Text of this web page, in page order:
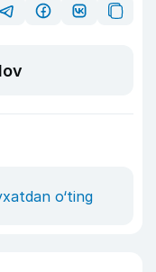
o‘ting